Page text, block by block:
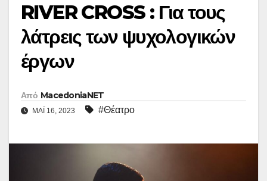
RIVER CROSS : Για τους
λάτρεις των ψυχολογικών
έργων
Από MacedoniaNET
ΜΆΙ 16, 2023 #Θέατρο